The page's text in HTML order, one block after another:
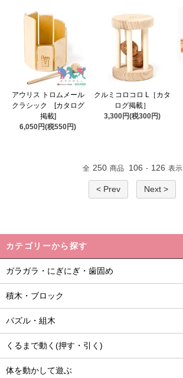
アウリス トロムメール
クラシック [カタログ
掲載]
6,050円(税550円)
クルミコロコロ L［カタ
ログ掲載］
3,300円(税300円)
全 250 商品 106 - 126 表示
< Prev Next >
カテゴリーから探す
ガラガラ・にぎにぎ・歯固め
積木・ブロック
パズル・組木
くるまで動く(押す・引く)
体を動かして遊ぶ